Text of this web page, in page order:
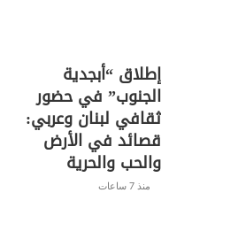
إطلاق “أبجدية
الجنوب” في حضور
ثقافي لبنان وعربي:
قصائد في الأرض
والحب والحرية
منذ 7 ساعات